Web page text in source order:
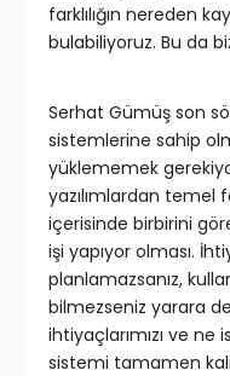
farklılığın nereden
bulabiliyoruz. Bu da
Serhat Gümüş son
sistemlerine sahip
yüklememek
yazılımlardan temel
içerisinde birbirini
işi yapıyor olması.
planlamazsanız,
bilmezseniz yarara
ihtiyaçlarımızı ve
sistemi tamamen